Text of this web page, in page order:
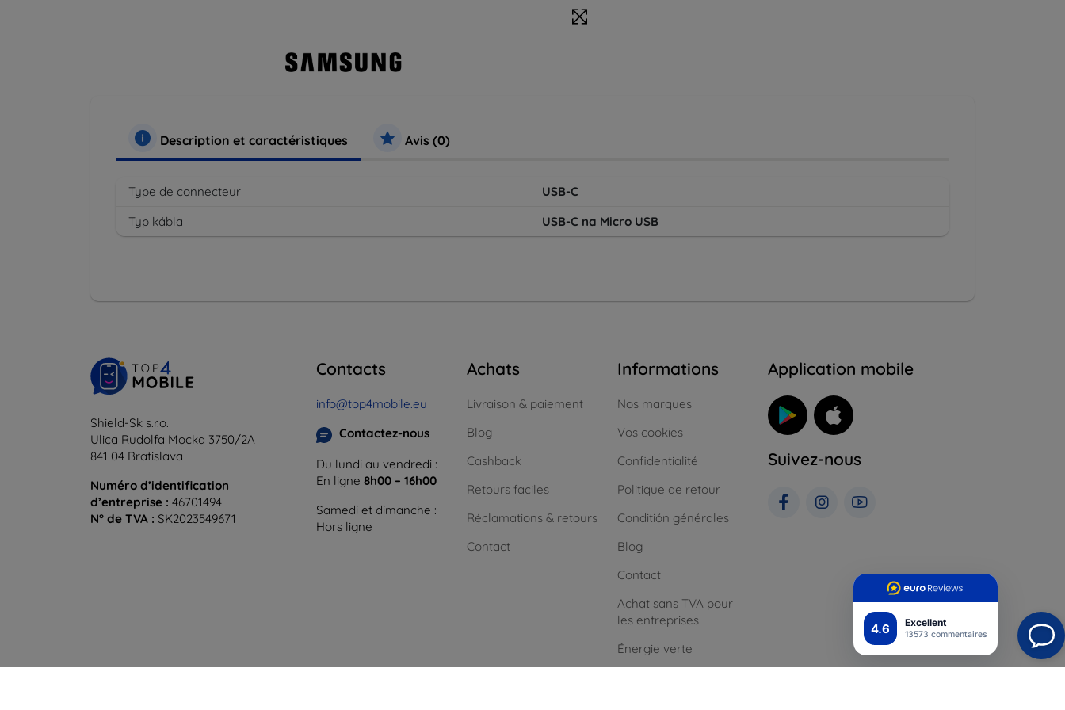
4.6 Excellent
13573 commentaires
Description et caractéristiques Avis (0)
Type de connecteur
USB-C
Typ kábla
USB-C na Micro USB
Shield-Sk s.r.o.
Ulica Rudolfa Mocka 3750/2A
841 04 Bratislava
Numéro d’identification
d’entreprise : 46701494
N° de TVA : SK2023549671
Contacts
info@top4mobile.eu
Contactez-nous
Du lundi au vendredi :
En ligne 8h00 – 16h00
Samedi et dimanche :
Hors ligne
Achats
Livraison & paiement
Blog
Cashback
Retours faciles
Réclamations & retours
Contact
Informations
Nos marques
Vos cookies
Confidentialité
Politique de retour
Conditión générales
Blog
Contact
Achat sans TVA pour
les entreprises
Énergie verte
Application mobile
Suivez-nous